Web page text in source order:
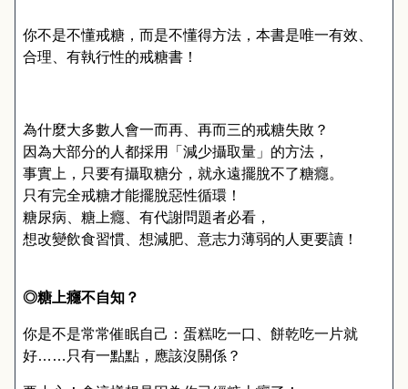
你不是不懂戒糖，而是不懂得方法， 本書是唯一有效、
合理、有執行性的戒糖書！
為什麼大多數人會一而再、再而三的戒糖失敗？
因為大部分的人都採用「減少攝取量」的方法，
事實上，只要有攝取糖分，就永遠擺脫不了糖癮。
只有完全戒糖才能擺脫惡性循環！
糖尿病、糖上癮、有代謝問題者必看，
想改變飲食習慣、想減肥、意志力薄弱的人更要讀！
◎糖上癮不自知？
你是不是常常催眠自己：蛋糕吃一口、餅乾吃一片就
好……只有一點點，應該沒關係？